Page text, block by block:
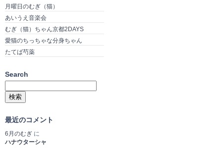
月曜日のむぎ（猫）
あいうえ音楽会
むぎ（猫）ちゃん京都2DAYS
愛猫のちっちゃな分身ちゃん
たてば芍薬
Search
索:
最近のコメント
6月のむぎ に
ハナウターシャ